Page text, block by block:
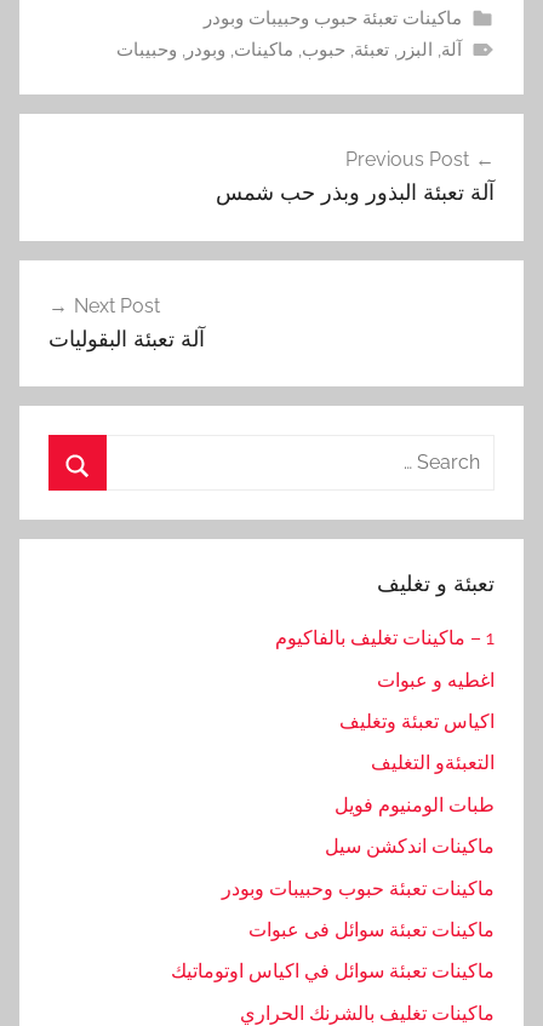
ماكينات تعبئة حبوب وحبيبات وبودر
آلة, البزر,تعبئة, حبوب, ماكينات, وبودر, وحبيبات
المقالات
Previous Post
آلة تعبئة البذور وبذر حب شمس
Next Post
آلة تعبئة البقوليات
Search
تعبئة و تغليف
1 – ماكينات تغليف بالفاكيوم
اغطيه و عبوات
اكياس تعبئة وتغليف
التعبئةو التغليف
طبات الومنيوم فويل
ماكينات اندكشن سيل
ماكينات تعبئة حبوب وحبيبات وبودر
ماكينات تعبئة سوائل فى عبوات
ماكينات تعبئة سوائل في اكياس اوتوماتيك
ماكينات تغليف بالشرنك الحراري